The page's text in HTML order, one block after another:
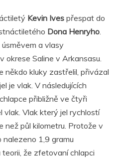
Kevin Ives přespat do
Dona Henryho
a vlasy
okrese Saline v Arkansasu.
někdo kluky zastřelil, přivázal
je vlak. V následujících
přibližně ve čtyři
vlak. Vlak který jel rychlostí
než půl kilometru. Protože v
1,9 gramu
že zfetovaní chlapci